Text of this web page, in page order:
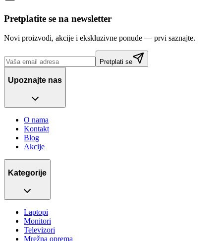
Pretplatite se na newsletter
Novi proizvodi, akcije i ekskluzivne ponude — prvi saznajte.
Pretplati se
Upoznajte nas
O nama
Kontakt
Blog
Akcije
Kategorije
Laptopi
Monitori
Televizori
Mrežna oprema